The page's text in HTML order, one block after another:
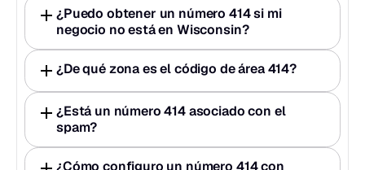
¿Puedo obtener un número 414 si mi
negocio no está en Wisconsin?
¿De qué zona es el código de área 414?
¿Está un número 414 asociado con el
spam?
¿Cómo configuro un número 414 con